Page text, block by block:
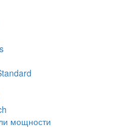
мощности